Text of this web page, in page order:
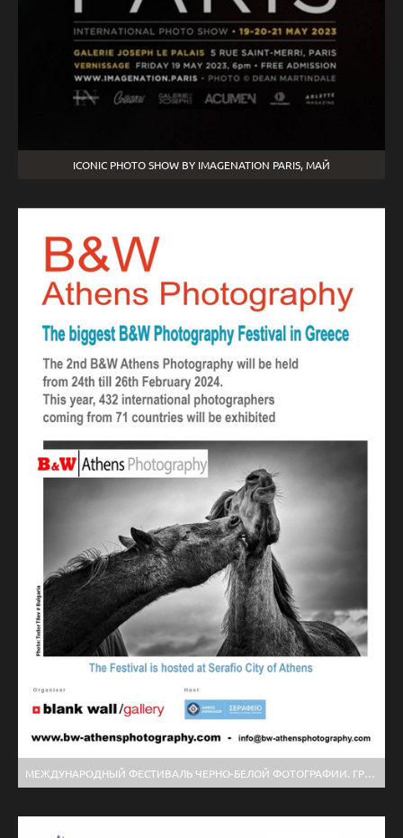
ICONIC PHOTO SHOW BY IMAGENATION PARIS, МАЙ
МЕЖДУНАРОДНЫЙ ФЕСТИВАЛЬ ЧЕРНО-БЕЛОЙ ФОТОГРАФИИ. ГРЕЦИЯ